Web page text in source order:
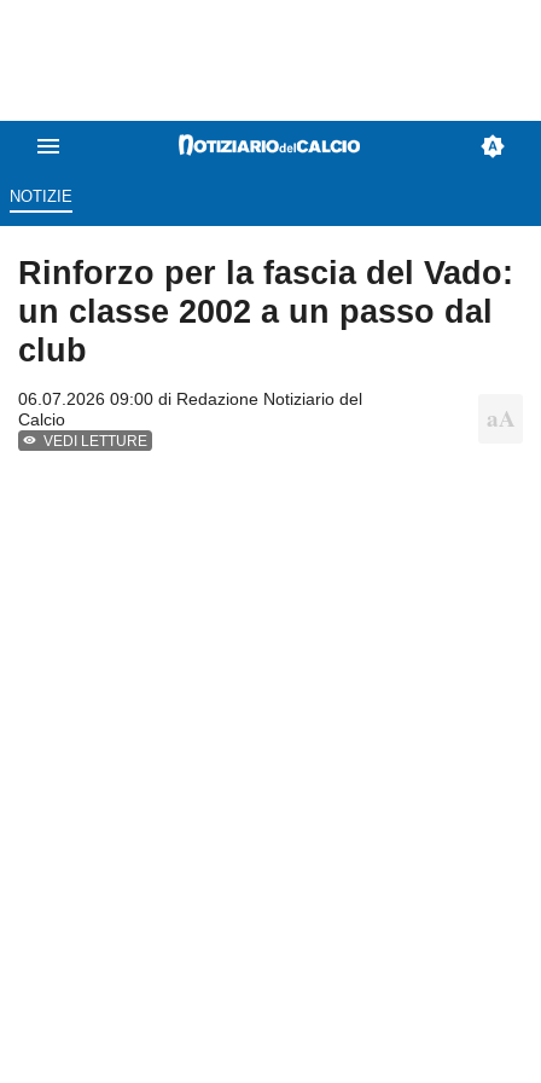
NOTIZIE
Rinforzo per la fascia del Vado:
un classe 2002 a un passo dal
club
06.07.2026 09:00 di Redazione Notiziario del
Calcio
VEDI LETTURE